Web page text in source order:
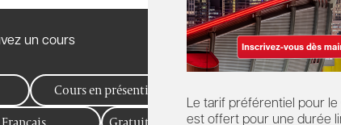
Le tarif préférentiel pour
est offert pour une durée
un cours
Cours en présentiel